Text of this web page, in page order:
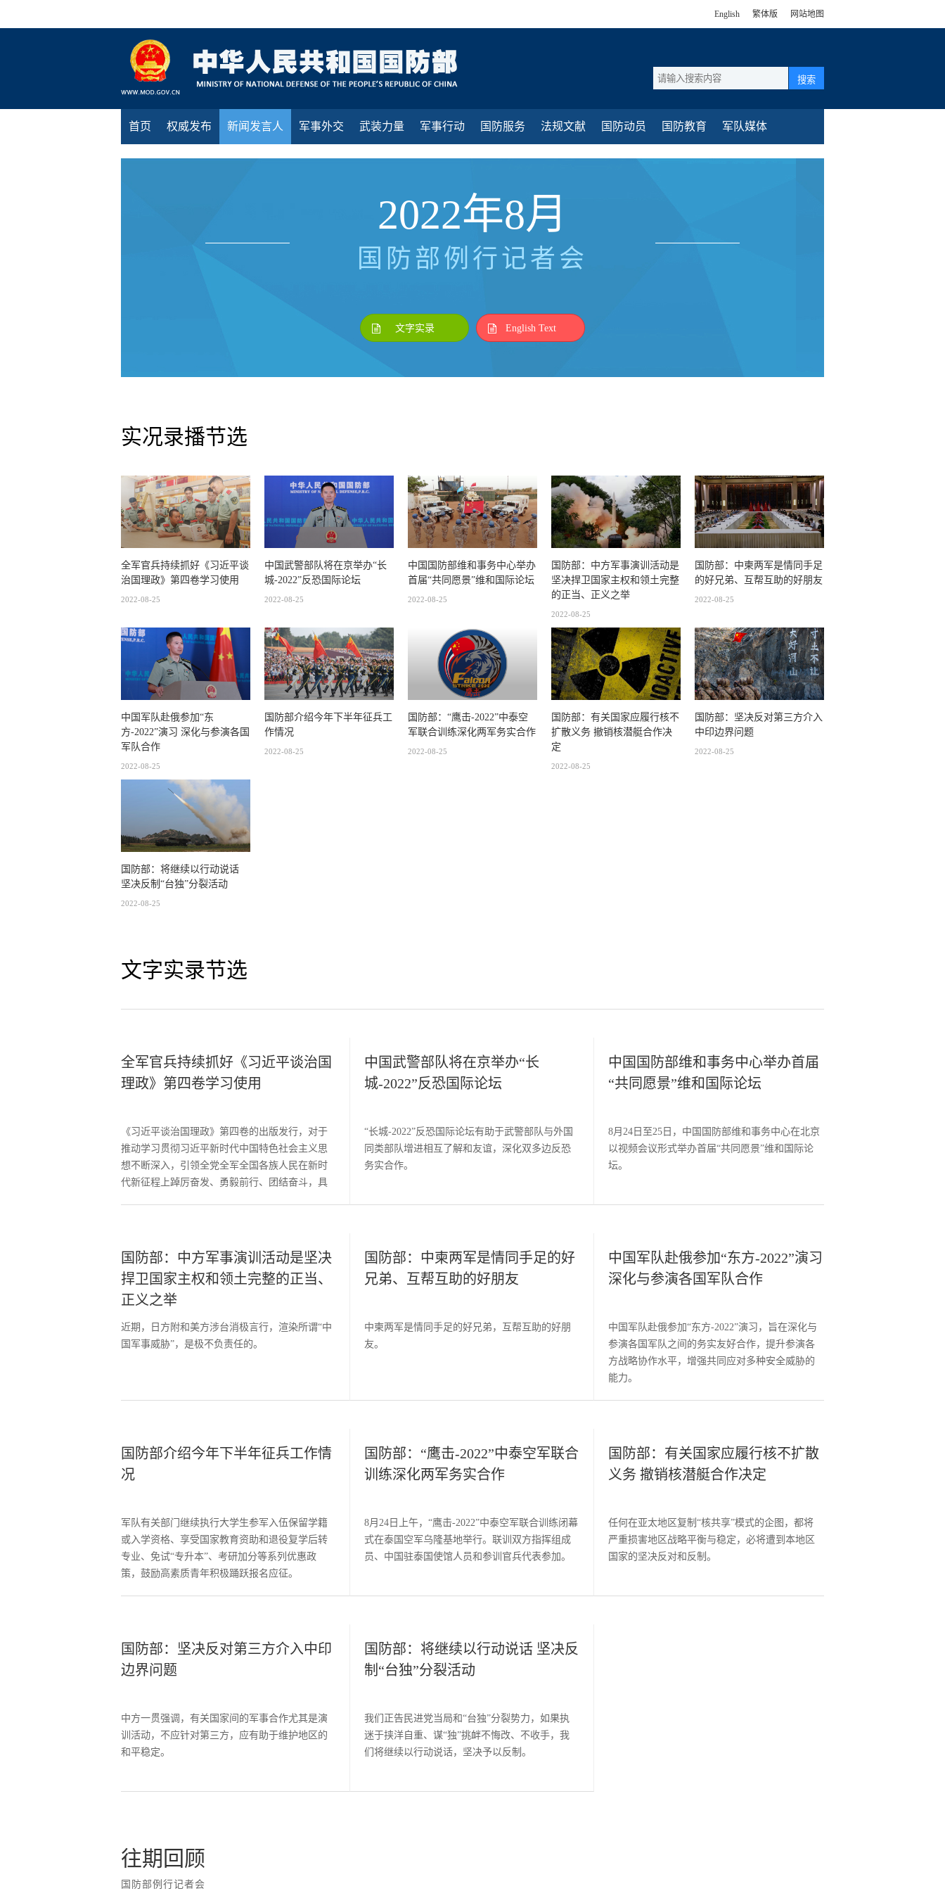
English 繁体版 网站地图
搜索
首页 权威发布 新闻发言人 军事外交 武装力量 军事行动 国防服务 法规文献 国防动员 国防教育 军队媒体
2022年8月
国防部例行记者会
文字实录 English Text
实况录播节选
全军官兵持续抓好《习近平谈
治国理政》第四卷学习使用
2022-08-25
中国武警部队将在京举办“长
城-2022”反恐国际论坛
2022-08-25
中国国防部维和事务中心举办
首届“共同愿景”维和国际论坛
2022-08-25
国防部：中方军事演训活动是
坚决捍卫国家主权和领土完整
的正当、正义之举
2022-08-25
国防部：中柬两军是情同手足
的好兄弟、互帮互助的好朋友
2022-08-25
中国军队赴俄参加“东
方-2022”演习 深化与参演各国
军队合作
2022-08-25
国防部介绍今年下半年征兵工
作情况
2022-08-25
国防部：“鹰击-2022”中泰空
军联合训练深化两军务实合作
2022-08-25
国防部：有关国家应履行核不
扩散义务 撤销核潜艇合作决
定
2022-08-25
国防部：坚决反对第三方介入
中印边界问题
2022-08-25
国防部：将继续以行动说话
坚决反制“台独”分裂活动
2022-08-25
文字实录节选
全军官兵持续抓好《习近平谈治国
理政》第四卷学习使用
《习近平谈治国理政》第四卷的出版发行，对于
推动学习贯彻习近平新时代中国特色社会主义思
想不断深入，引领全党全军全国各族人民在新时
代新征程上踔厉奋发、勇毅前行、团结奋斗，具
中国武警部队将在京举办“长
城-2022”反恐国际论坛
“长城-2022”反恐国际论坛有助于武警部队与外国
同类部队增进相互了解和友谊，深化双多边反恐
务实合作。
中国国防部维和事务中心举办首届
“共同愿景”维和国际论坛
8月24日至25日，中国国防部维和事务中心在北京
以视频会议形式举办首届“共同愿景”维和国际论
坛。
国防部：中方军事演训活动是坚决
捍卫国家主权和领土完整的正当、
正义之举
近期，日方附和美方涉台消极言行，渲染所谓“中
国军事威胁”，是极不负责任的。
国防部：中柬两军是情同手足的好
兄弟、互帮互助的好朋友
中柬两军是情同手足的好兄弟，互帮互助的好朋
友。
中国军队赴俄参加“东方-2022”演习
深化与参演各国军队合作
中国军队赴俄参加“东方-2022”演习，旨在深化与
参演各国军队之间的务实友好合作，提升参演各
方战略协作水平，增强共同应对多种安全威胁的
能力。
国防部介绍今年下半年征兵工作情
况
军队有关部门继续执行大学生参军入伍保留学籍
或入学资格、享受国家教育资助和退役复学后转
专业、免试“专升本”、考研加分等系列优惠政
策，鼓励高素质青年积极踊跃报名应征。
国防部：“鹰击-2022”中泰空军联合
训练深化两军务实合作
8月24日上午，“鹰击-2022”中泰空军联合训练闭幕
式在泰国空军乌隆基地举行。联训双方指挥组成
员、中国驻泰国使馆人员和参训官兵代表参加。
国防部：有关国家应履行核不扩散
义务 撤销核潜艇合作决定
任何在亚太地区复制“核共享”模式的企图，都将
严重损害地区战略平衡与稳定，必将遭到本地区
国家的坚决反对和反制。
国防部：坚决反对第三方介入中印
边界问题
中方一贯强调，有关国家间的军事合作尤其是演
训活动，不应针对第三方，应有助于维护地区的
和平稳定。
国防部：将继续以行动说话 坚决反
制“台独”分裂活动
我们正告民进党当局和“台独”分裂势力，如果执
迷于挟洋自重、谋“独”挑衅不悔改、不收手，我
们将继续以行动说话，坚决予以反制。
往期回顾
国防部例行记者会